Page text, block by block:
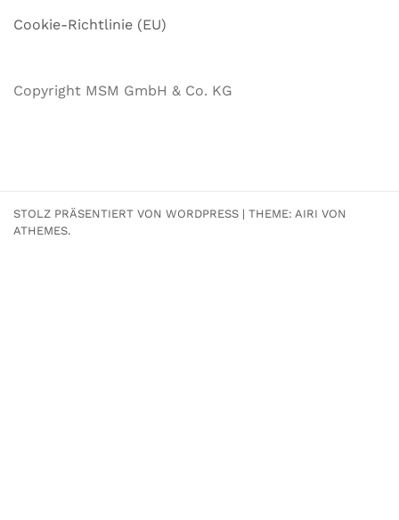
Cookie-Richtlinie (EU)
Copyright MSM GmbH & Co. KG
STOLZ PRÄSENTIERT VON WORDPRESS | THEME: AIRI VON
ATHEMES.